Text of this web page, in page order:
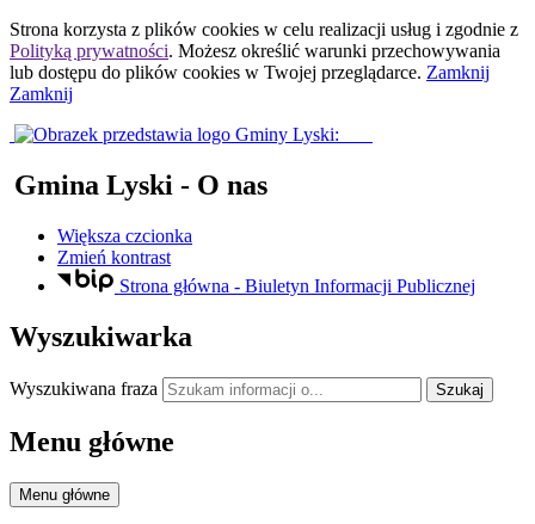
Strona korzysta z plików cookies w celu realizacji usług i zgodnie z
Polityką prywatności. Możesz określić warunki przechowywania
lub dostępu do plików cookies w Twojej przeglądarce. Zamknij
Zamknij
Gmina Lyski - O nas
Większa czcionka
Zmień kontrast
Strona główna - Biuletyn Informacji Publicznej
Wyszukiwarka
Wyszukiwana fraza Szukaj
Menu główne
Menu główne